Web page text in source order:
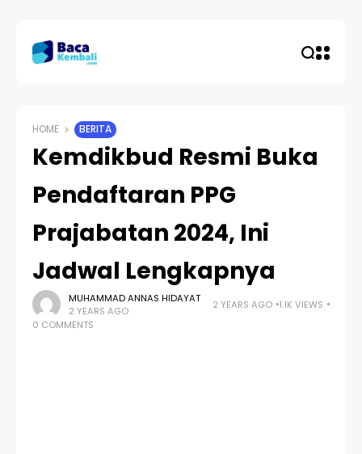
HOME BERITA
Kemdikbud Resmi Buka
Pendaftaran PPG
Prajabatan 2024, Ini
Jadwal Lengkapnya
MUHAMMAD ANNAS HIDAYAT
2 YEARS AGO
2 YEARS AGO 1.1K VIEWS
0 COMMENTS